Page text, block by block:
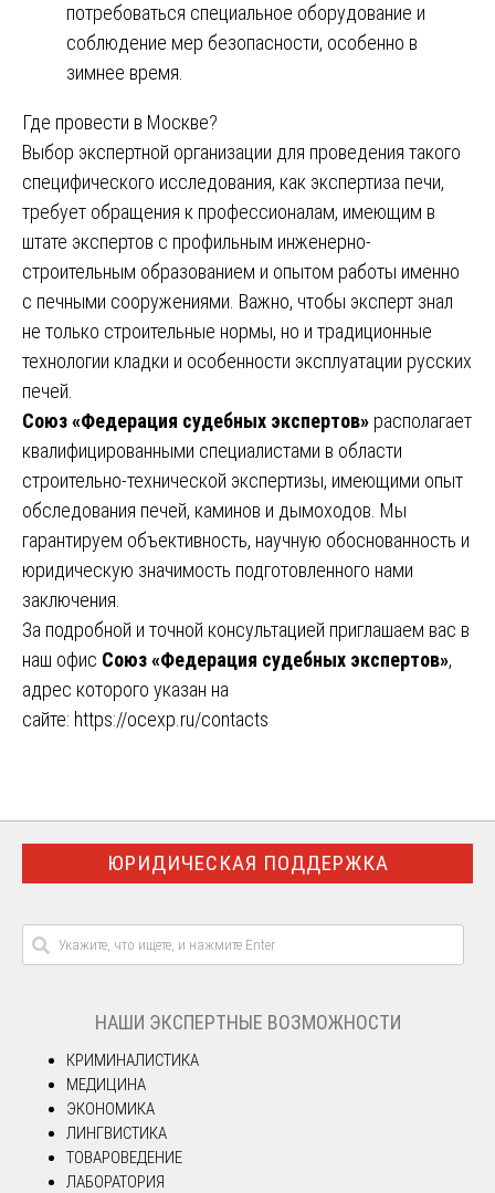
потребоваться специальное оборудование и
соблюдение мер безопасности, особенно в
зимнее время.
Где провести в Москве?
Выбор экспертной организации для проведения такого
специфического исследования, как экспертиза печи,
требует обращения к профессионалам, имеющим в
штате экспертов с профильным инженерно-
строительным образованием и опытом работы именно
с печными сооружениями. Важно, чтобы эксперт знал
не только строительные нормы, но и традиционные
технологии кладки и особенности эксплуатации русских
печей.
Союз «Федерация судебных экспертов» располагает
квалифицированными специалистами в области
строительно-технической экспертизы, имеющими опыт
обследования печей, каминов и дымоходов. Мы
гарантируем объективность, научную обоснованность и
юридическую значимость подготовленного нами
заключения.
За подробной и точной консультацией приглашаем вас в
наш офис Союз «Федерация судебных экспертов»,
адрес которого указан на
сайте: https://ocexp.ru/contacts
ЮРИДИЧЕСКАЯ ПОДДЕРЖКА
НАШИ ЭКСПЕРТНЫЕ ВОЗМОЖНОСТИ
КРИМИНАЛИСТИКА
МЕДИЦИНА
ЭКОНОМИКА
ЛИНГВИСТИКА
ТОВАРОВЕДЕНИЕ
ЛАБОРАТОРИЯ